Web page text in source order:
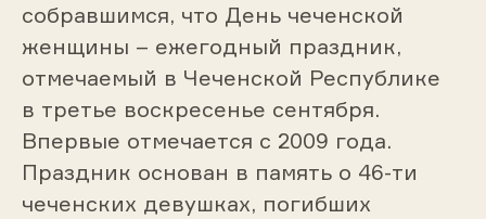
собравшимся, что День чеченской
женщины – ежегодный праздник,
отмечаемый в Чеченской Республике
в третье воскресенье сентября.
Впервые отмечается с 2009 года.
Праздник основан в память о 46-ти
чеченских девушках, погибших